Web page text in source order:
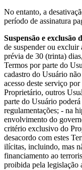
No entanto, a
período de assinatura
Suspensão e exclusão
de suspender ou
prévia de 30 (trinta)
Termos por parte do
cadastro do Usuário
acesso deste serviço
Proprietário, outros
parte do Usuário
regulamentações; - na
envolvimento do
critério exclusivo do
desacordo com estes
ilícitas, incluindo, mas
financiamento ao
proibida pela legislação